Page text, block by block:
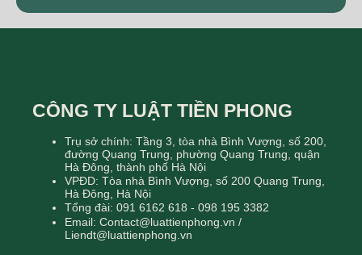
CÔNG TY LUẬT TIỀN PHONG
Trụ sở chính: Tầng 3, tòa nhà Bình Vượng, số 200,
đường Quang Trung, phường Quang Trung, quận
Hà Đông, thành phố Hà Nội
VPĐD: Tòa nhà Bình Vượng, số 200 Quang Trung,
Hà Đông, Hà Nội
Tổng đài: 091 6162 618 - 098 195 3382
Email: Contact@luattienphong.vn /
Liendt@luattienphong.vn